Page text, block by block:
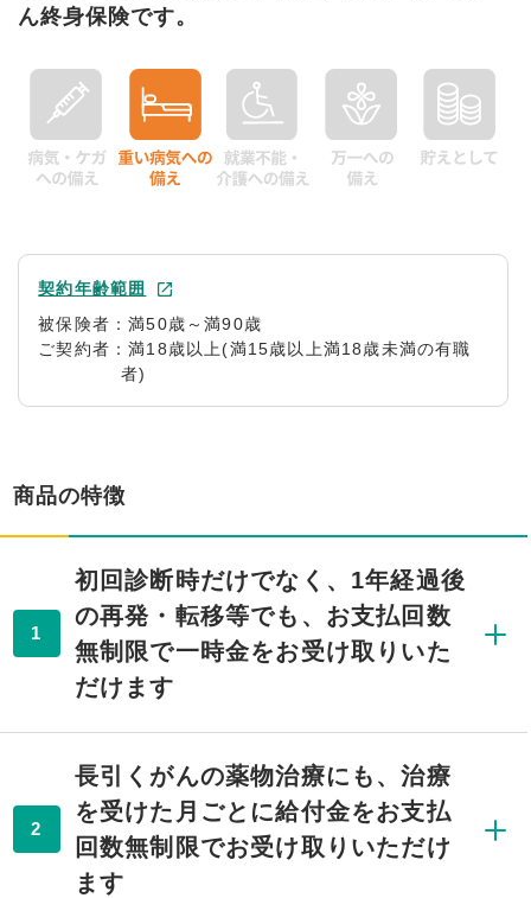
ん終身保険です。
契約年齢範囲
被保険者：満50歳～満90歳
ご契約者：満18歳以上(満15歳以上満18歳未満の有職
者)
商品の特徴
1
初回診断時だけでなく、1年経過後
の再発・転移等でも、お支払回数
無制限で一時金をお受け取りいた
だけます
2
長引くがんの薬物治療にも、治療
を受けた月ごとに給付金をお支払
回数無制限でお受け取りいただけ
ます